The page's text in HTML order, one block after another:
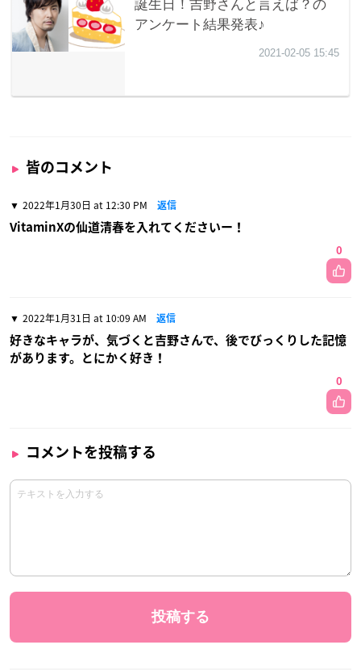
皆のコメント
2022年1月30日 at 12:30 PM 返信
VitaminXの仙道清春を入れてくださいー！
0
2022年1月31日 at 10:09 AM 返信
好きなキャラが、気づくと吉野さんで、後でびっくりした記憶
があります。とにかく好き！
0
コメントを投稿する